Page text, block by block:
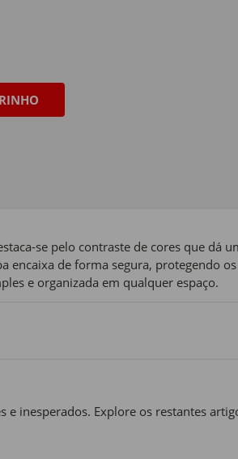
se pelo contraste de cores que dá
encaixa de forma segura, protegendo
e organizada em qualquer espaço.
inesperados. Explore os restantes